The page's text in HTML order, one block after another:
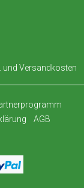
und Versandkosten
AGB